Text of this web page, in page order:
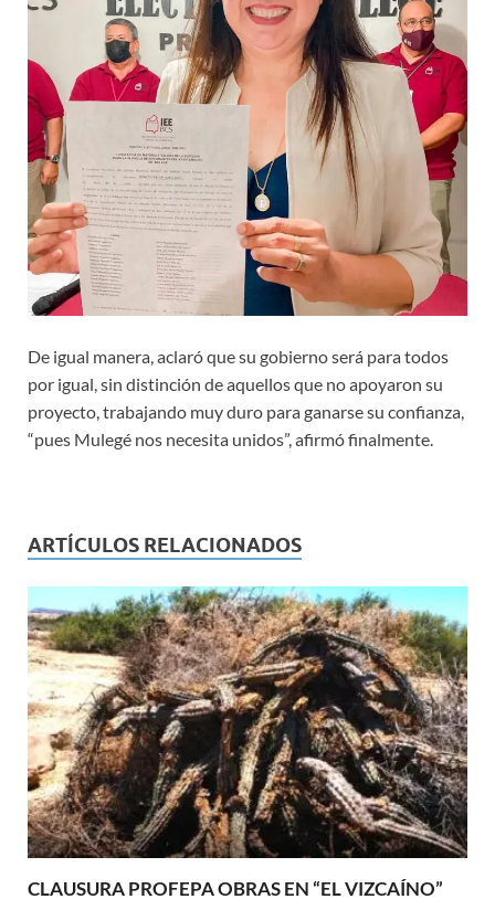
De igual manera, aclaró que su gobierno será para todos
por igual, sin distinción de aquellos que no apoyaron su
proyecto, trabajando muy duro para ganarse su confianza,
“pues Mulegé nos necesita unidos”, afirmó finalmente.
ARTÍCULOS RELACIONADOS
CLAUSURA PROFEPA OBRAS EN “EL VIZCAÍNO”